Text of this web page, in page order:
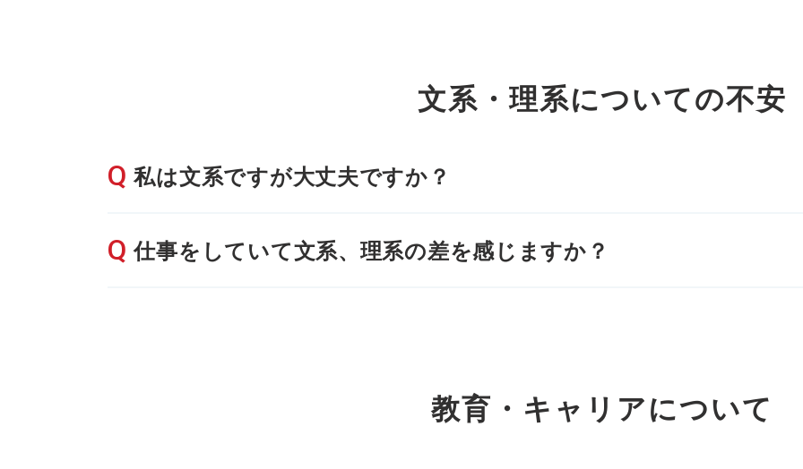
文系・理系についての不安
私は文系ですが大丈夫ですか？
仕事をしていて文系、理系の差を感じますか？
教育・キャリアについて